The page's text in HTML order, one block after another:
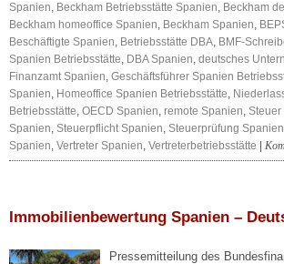
Spanien, Beckham Betriebsstätte Spanien, Beckham
Beckham homeoffice Spanien, Beckham Spanien,
Beschäftigte Spanien, Betriebsstätte DBA, BMF-
Spanien Betriebsstätte, DBA Spanien, deutsches
Finanzamt Spanien, Geschäftsführer Spanien
Spanien, Homeoffice Spanien Betriebsstätte,
Betriebsstätte, OECD Spanien, remote Spanien, Steuer
Spanien, Steuerpflicht Spanien, Steuerprüfung Spanien
Spanien, Vertreter Spanien, Vertreterbetriebsstätte
Immobilienbewertung Spanien –
Pressemitteilung des